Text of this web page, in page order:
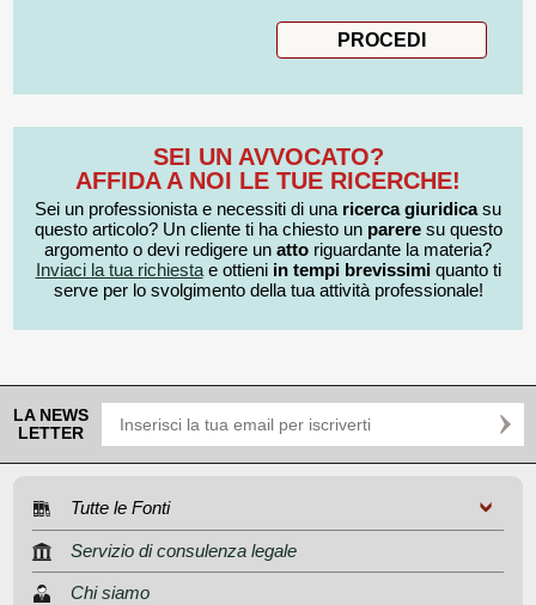
SEI UN AVVOCATO?
AFFIDA A NOI LE TUE RICERCHE!
Sei un professionista e necessiti di una ricerca giuridicasu
questo articolo? Un cliente ti ha chiesto un pareresu questo
argomento o devi redigere un atto riguardante la materia?
Inviaci la tua richiestae ottieni in tempi brevissimiquanto ti
serve per lo svolgimento della tua attività professionale!
LA NEWS
LETTER
Tutte le Fonti
Servizio di consulenza legale
Chi siamo